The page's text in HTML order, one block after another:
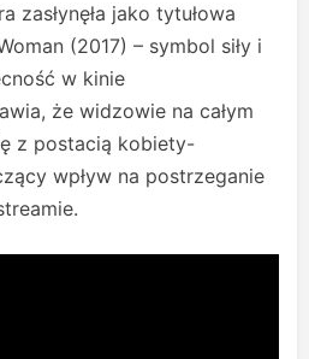
zasłynęła jako tytułowa
(2017) – symbol siły i
w kinie
że widzowie na całym
z postacią kobiety-
wpływ na postrzeganie